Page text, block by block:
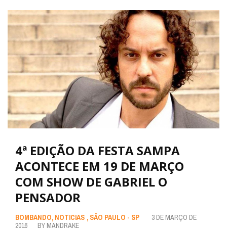
4ª EDIÇÃO DA FESTA SAMPA
ACONTECE EM 19 DE MARÇO
COM SHOW DE GABRIEL O
PENSADOR
BOMBANDO, NOTICIAS , SÃO PAULO - SP
3 DE MARÇO DE
2016
BY MANDRAKE